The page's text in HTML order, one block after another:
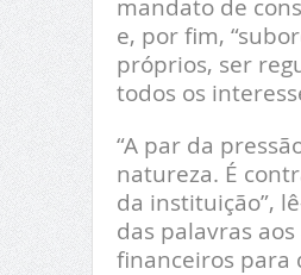
mandato de
e, por fim,
próprios, ser
todos os
“A par da
natureza. É
da instituição”,
das palavras
financeiros para